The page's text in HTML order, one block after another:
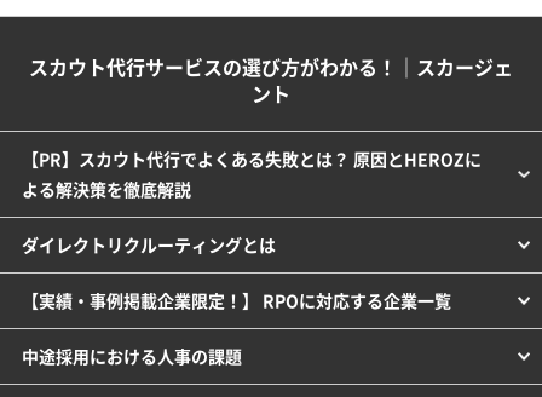
スカウト代行サービスの選び方がわかる！｜スカージェ
ント
【PR】スカウト代行でよくある失敗とは？ 原因とHEROZに
よる解決策を徹底解説
ダイレクトリクルーティングとは
【実績・事例掲載企業限定！】 RPOに対応する企業一覧
中途採用における人事の課題